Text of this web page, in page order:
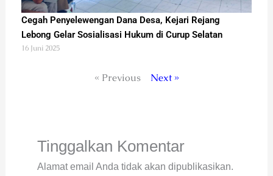
Cegah Penyelewengan Dana Desa, Kejari Rejang
Lebong Gelar Sosialisasi Hukum di Curup Selatan
16 Juni 2025
« Previous Next »
Tinggalkan Komentar
Alamat email Anda tidak akan dipublikasikan.